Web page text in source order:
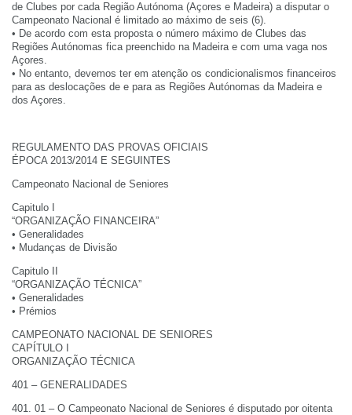
de Clubes por cada Região Autónoma (Açores e Madeira) a disputar o
Campeonato Nacional é limitado ao máximo de seis (6).
• De acordo com esta proposta o número máximo de Clubes das
Regiões Autónomas fica preenchido na Madeira e com uma vaga nos
Açores.
• No entanto, devemos ter em atenção os condicionalismos financeiros
para as deslocações de e para as Regiões Autónomas da Madeira e
dos Açores.
REGULAMENTO DAS PROVAS OFICIAIS
ÉPOCA 2013/2014 E SEGUINTES
Campeonato Nacional de Seniores
Capitulo I
“ORGANIZAÇÃO FINANCEIRA”
• Generalidades
• Mudanças de Divisão
Capitulo II
“ORGANIZAÇÃO TÉCNICA”
• Generalidades
• Prémios
CAMPEONATO NACIONAL DE SENIORES
CAPÍTULO I
ORGANIZAÇÃO TÉCNICA
401 – GENERALIDADES
401. 01 – O Campeonato Nacional de Seniores é disputado por oitenta